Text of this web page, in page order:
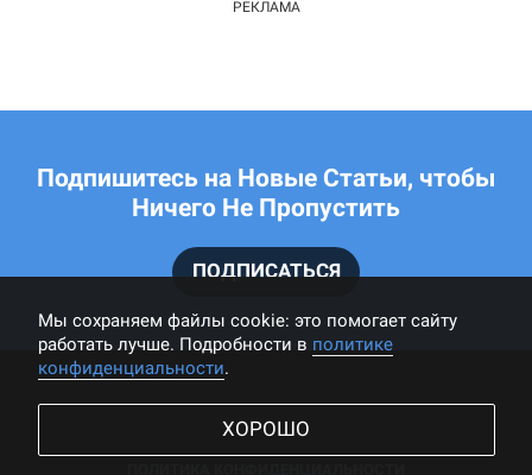
Подпишитесь на Новые Статьи, чтобы
Ничего Не Пропустить
ПОДПИСАТЬСЯ
Мы cохраняем файлы cookie: это помогает сайту
работать лучше. Подробности в политике
конфиденциальности.
ХОРОШО